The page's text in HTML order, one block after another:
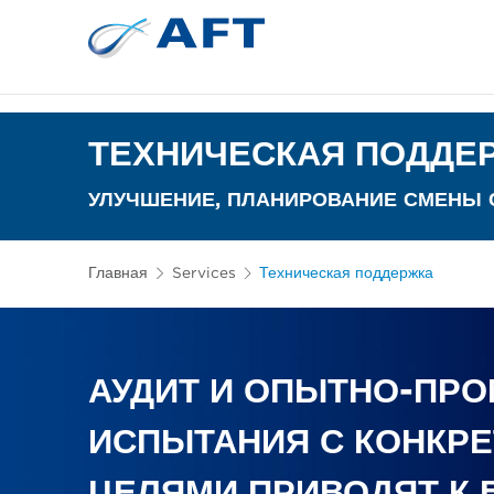
ТЕХНИЧЕСКАЯ
УЛУЧШЕНИЕ, ПЛАНИРОВАНИЕ СМЕНЫ
Главная Services Техническая поддержка
АУДИТ И ОПЫТНО-
ИСПЫТАНИЯ С